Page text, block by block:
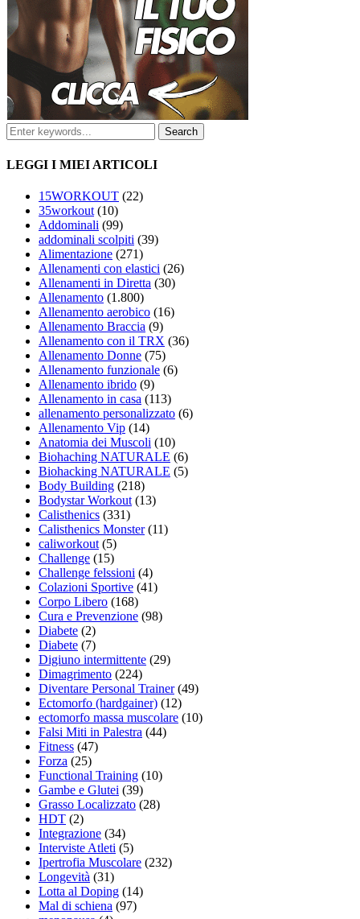
LEGGI I MIEI ARTICOLI
15WORKOUT (22)
35workout (10)
Addominali (99)
addominali scolpiti (39)
Alimentazione (271)
Allenamenti con elastici (26)
Allenamenti in Diretta (30)
Allenamento (1.800)
Allenamento aerobico (16)
Allenamento Braccia (9)
Allenamento con il TRX (36)
Allenamento Donne (75)
Allenamento funzionale (6)
Allenamento ibrido (9)
Allenamento in casa (113)
allenamento personalizzato (6)
Allenamento Vip (14)
Anatomia dei Muscoli (10)
Biohaching NATURALE (6)
Biohacking NATURALE (5)
Body Building (218)
Bodystar Workout (13)
Calisthenics (331)
Calisthenics Monster(11)
caliworkout (5)
Challenge (15)
Challenge felssioni (4)
Colazioni Sportive (41)
Corpo Libero (168)
Cura e Prevenzione (98)
Diabete (2)
Diabete (7)
Digiuno intermittente (29)
Dimagrimento (224)
Diventare Personal Trainer(49)
Ectomorfo (hardgainer) (12)
ectomorfo massa muscolare (10)
Falsi Miti in Palestra (44)
Fitness (47)
Forza (25)
Functional Training (10)
Gambe e Glutei (39)
Grasso Localizzato (28)
HDT (2)
Integrazione (34)
Interviste Atleti (5)
Ipertrofia Muscolare (232)
Longevità (31)
Lotta al Doping (14)
Mal di schiena (97)